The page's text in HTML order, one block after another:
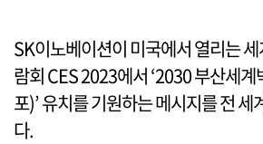
SK이노베이션이 미국에서 열리는
람회 CES 2023에서 ‘2030 부산세
포)’ 유치를 기원하는 메시지를 전 세
다.